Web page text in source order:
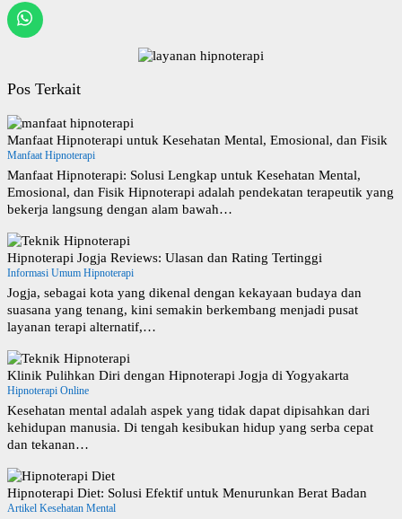
Pos Terkait
Manfaat Hipnoterapi untuk Kesehatan Mental, Emosional, dan Fisik
Manfaat Hipnoterapi
Manfaat Hipnoterapi: Solusi Lengkap untuk Kesehatan Mental,
Emosional, dan Fisik Hipnoterapi adalah pendekatan terapeutik yang
bekerja langsung dengan alam bawah…
Hipnoterapi Jogja Reviews: Ulasan dan Rating Tertinggi
Informasi Umum Hipnoterapi
Jogja, sebagai kota yang dikenal dengan kekayaan budaya dan
suasana yang tenang, kini semakin berkembang menjadi pusat
layanan terapi alternatif,…
Klinik Pulihkan Diri dengan Hipnoterapi Jogja di Yogyakarta
Hipnoterapi Online
Kesehatan mental adalah aspek yang tidak dapat dipisahkan dari
kehidupan manusia. Di tengah kesibukan hidup yang serba cepat
dan tekanan…
Hipnoterapi Diet: Solusi Efektif untuk Menurunkan Berat Badan
Artikel Kesehatan Mental